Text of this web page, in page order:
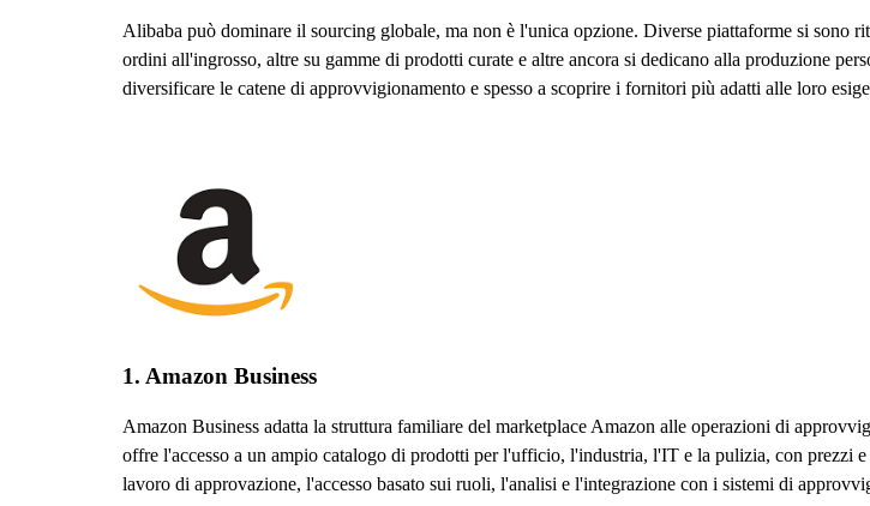
Alibaba può dominare il sourcing globale, ma non è l'unica opzione. Diverse piattaforme si
ordini all'ingrosso, altre su gamme di prodotti curate e altre ancora si dedicano alla produzione
diversificare le catene di approvvigionamento e spesso a scoprire i fornitori più adatti alle loro
1. Amazon Business
Amazon Business adatta la struttura familiare del marketplace Amazon alle operazioni di
offre l'accesso a un ampio catalogo di prodotti per l'ufficio, l'industria, l'IT e la pulizia, con prezzi
lavoro di approvazione, l'accesso basato sui ruoli, l'analisi e l'integrazione con i sistemi di